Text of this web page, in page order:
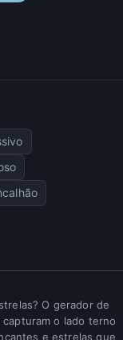
O gerador de
o lado terno
e estrelas que